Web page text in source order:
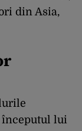
din Asia,
începutul lui